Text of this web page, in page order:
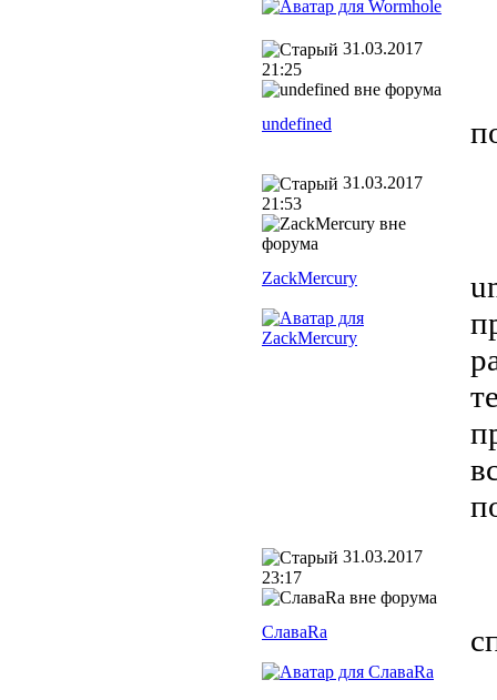
31.03.2017
21:25
undefined
31.03.2017
21:53
ZackMercury
31.03.2017
23:17
СлаваRa